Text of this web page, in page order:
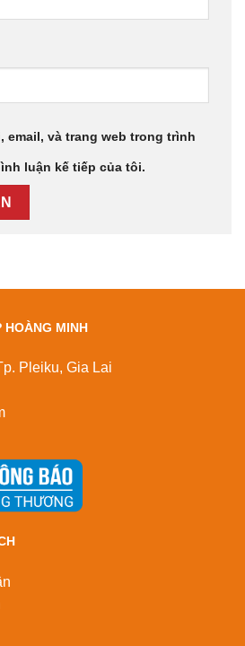
email, và trang web trong trình
luận kế tiếp của tôi.
HOÀNG MINH
Pleiku, Gia Lai